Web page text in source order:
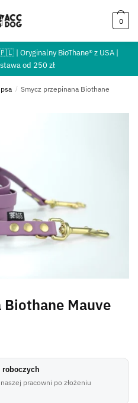
0
| Oryginalny BioThane® z USA |
od 250 zł
/ Smycz przepinana Biothane
Mauve
roboczych
pracowni po złożeniu